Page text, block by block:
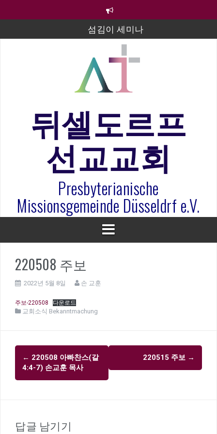
섬김이 세미나
김태희 자매 졸업연주
2023년 어린이 주일 유초등부 발표
라합3 나라 봉헌송
은퇴사-우선화 권사
20260322 주안에 가만히 머물기(요한복음 15:1-17) 손
훈목사
뒤셀도르프
선교교회
Presbyterianische
Missionsgemeinde Düsseldrf e.V.
220508 주보
2022년 5월 8일 손 교훈
주보-220508 다운로드
교회소식 Bekanntmachung
글
내
비
션
← 220508 아빠찬스(갈
4:4-7) 손교훈 목사
220515 주보 →
답글 남기기